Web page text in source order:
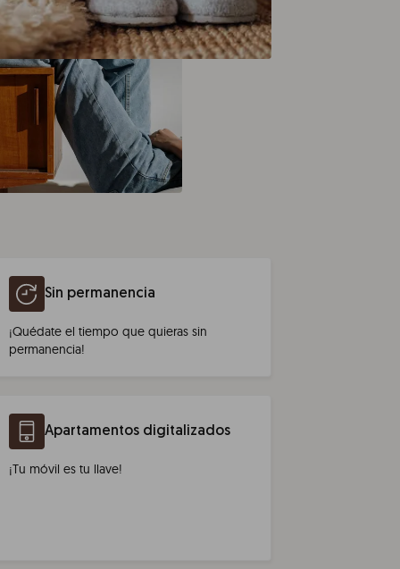
Sin permanencia
¡Quédate el tiempo que quieras sin
permanencia!
Apartamentos digitalizados
¡Tu móvil es tu llave!